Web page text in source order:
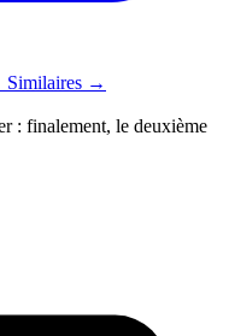
Similaires →